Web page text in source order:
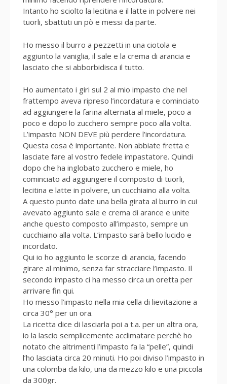
Intanto ho sciolto la lecitina e il latte in polvere nei
tuorli, sbattuti un pò e messi da parte.
Ho messo il burro a pezzetti in una ciotola e
aggiunto la vaniglia, il sale e la crema di arancia e
lasciato che si abborbidisca il tutto.
Ho aumentato i giri sul 2 al mio impasto che nel
frattempo aveva ripreso l’incordatura e cominciato
ad aggiungere la farina alternata al miele, poco a
poco e dopo lo zucchero sempre poco alla volta.
L’impasto NON DEVE più perdere l’incordatura.
Questa cosa è importante. Non abbiate fretta e
lasciate fare al vostro fedele impastatore. Quindi
dopo che ha inglobato zucchero e miele, ho
cominciato ad aggiungere il composto di tuorli,
lecitina e latte in polvere, un cucchiaino alla volta.
A questo punto date una bella girata al burro in cui
avevato aggiunto sale e crema di arance e unite
anche questo composto all’impasto, sempre un
cucchiaino alla volta. L’impasto sarà bello lucido e
incordato.
Qui io ho aggiunto le scorze di arancia, facendo
girare al minimo, senza far stracciare l’impasto. Il
secondo impasto ci ha messo circa un oretta per
arrivare fin qui.
Ho messo l’impasto nella mia cella di lievitazione a
circa 30° per un ora.
La ricetta dice di lasciarla poi a t.a. per un altra ora,
io la lascio semplicemente acclimatare perchè ho
notato che altrimenti l’impasto fa la “pelle”, quindi
l’ho lasciata circa 20 minuti. Ho poi diviso l’impasto in
una colomba da kilo, una da mezzo kilo e una piccola
da 300gr.